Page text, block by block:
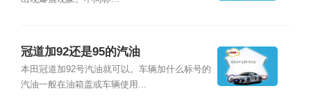
冠道加92还是95的汽油
本田冠道加92号汽油就可以。车辆加什么标号的
汽油一般在油箱盖或车辆使用...